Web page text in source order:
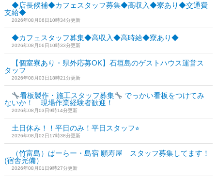
◆店長候補◆カフェスタッフ募集◆高収入◆寮あり◆交通費
支給◆
2026年08月06日10時34分更新
◆カフェスタッフ募集◆高収入◆高時給◆寮あり◆
2026年08月06日10時33分更新
【個室寮あり・県外応募OK】石垣島のゲストハウス運営ス
タッフ
2026年08月03日18時21分更新
看板製作・施工スタッフ募集
でっかい看板をつけてみ
ないか！ 現場作業経験者歓迎！
2026年08月03日9時14分更新
土日休み！！平日のみ！平日スタッフ⭐︎
2026年08月02日17時38分更新
（竹富島）ぱーらー・島宿 願寿屋 スタッフ募集してます！
(宿舎完備）
2026年08月01日9時27分更新